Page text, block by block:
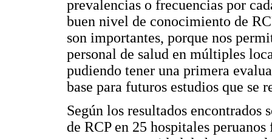
prevalencias o frecuencias por
buen nivel de conocimiento de
son importantes, porque nos
personal de salud en múltiples
pudiendo tener una primera
base para futuros estudios que se
Según los resultados
de RCP en 25 hospitales